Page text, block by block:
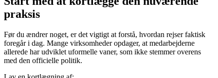
praksis
Før du ændrer noget, er det vigtigt at forstå, hvordan rejser faktisk
foregår i dag. Mange virksomheder opdager, at medarbejderne
allerede har udviklet uformelle vaner, som ikke stemmer overens
med den officielle politik.